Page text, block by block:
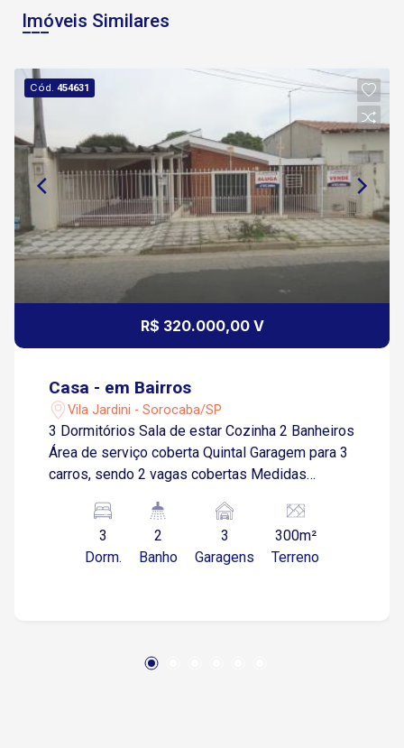
Imóveis Similares
Cód.454631
R$ 320.000,00 V
Casa - em Bairros
Vila Jardini - Sorocaba/SP
3 Dormitórios Sala de estar Cozinha 2 Banheiros
Área de serviço coberta Quintal Garagem para 3
carros, sendo 2 vagas cobertas Medidas
Dormitório II - 3,03 x 3,06 Dormitório III - 3,41 x
2,92 Sala - 3,02 x 3,44 Cozinha - 2,74 x 4,63
Banheiro I - 2,96 x 1,56 Banheiro II - 1,11 x 1,56
3
Dorm.
2
Banho
3
Garagens
300m²
Terreno